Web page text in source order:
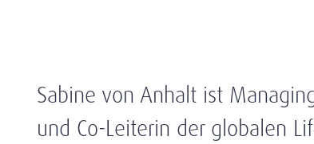
Sabine von Anhalt ist
und Co-Leiterin der globalen